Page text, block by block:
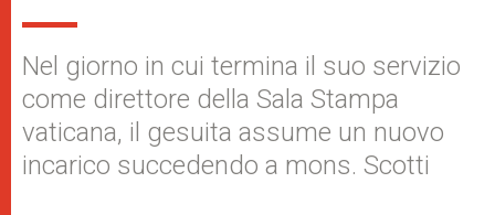
Nel giorno in cui termina il suo servizio
come direttore della Sala Stampa
vaticana, il gesuita assume un nuovo
incarico succedendo a mons. Scotti